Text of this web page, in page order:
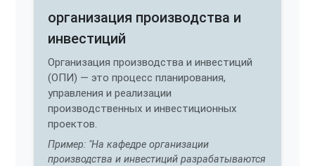
организация производства и
инвестиций
Организация производства и инвестиций
(ОПИ) — это процесс планирования,
управления и реализации
производственных и инвестиционных
проектов.
Пример: "На кафедре организации
производства и инвестиций разрабатываются